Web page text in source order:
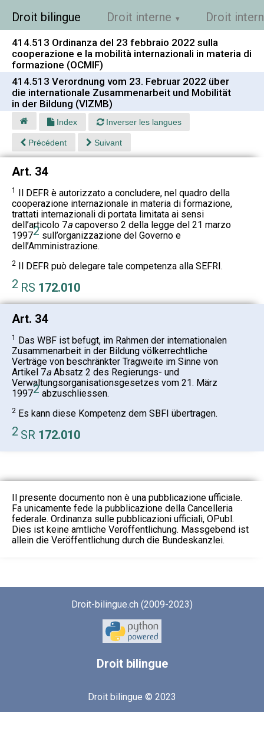
Droit bilingue Droit interne Droit
414.513 Ordinanza del 23 febbraio 2022 sulla
cooperazione e la mobilità internazionali in materia di
formazione (OCMIF)
414.513 Verordnung vom 23. Februar 2022 über
die internationale Zusammenarbeit und Mobilität
in der Bildung (VIZMB)
Index Inverser les langues
Précédent Suivant
Art. 34
1 Il DEFR è autorizzato a concludere, nel quadro della
cooperazione internazionale in materia di formazione,
trattati internazionali di portata limitata ai sensi
dell’articolo 7a capoverso 2 della legge del 21 marzo
19972 sull’organizzazione del Governo e
dell’Amministrazione.
2 Il DEFR può delegare tale competenza alla SEFRI.
2 RS 172.010
Art. 34
1 Das WBF ist befugt, im Rahmen der internationalen
Zusammenarbeit in der Bildung völkerrechtliche
Verträge von beschränkter Tragweite im Sinne von
Artikel 7a Absatz 2 des Regierungs- und
Verwaltungsorganisationsgesetzes vom 21. März
19972 abzuschliessen.
2 Es kann diese Kompetenz dem SBFI übertragen.
2 SR 172.010
Il presente documento non è una pubblicazione ufficiale.
Fa unicamente fede la pubblicazione della Cancelleria
federale. Ordinanza sulle pubblicazioni ufficiali, OPubl.
Dies ist keine amtliche Veröffentlichung. Massgebend ist
allein die Veröffentlichung durch die Bundeskanzlei.
Droit-bilingue.ch (2009-2023)
Droitbilingue
Droit bilingue © 2023